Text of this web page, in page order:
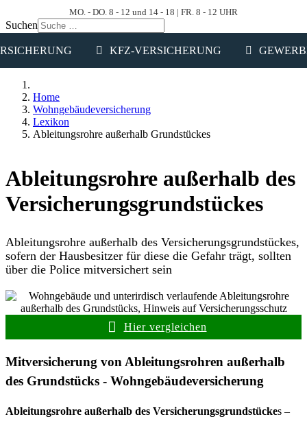
MO. - DO. 8 - 12 und 14 - 18 | FR. 8 - 12 UHR
Suchen
KFZ-VERSICHERUNG
Home
Wohngebäudeversicherung
Lexikon
Ableitungsrohre außerhalb Grundstückes
Ableitungsrohre außerhalb des
Versicherungsgrundstückes
Ableitungsrohre außerhalb des Versicherungsgrundstückes,
sofern der Hausbesitzer für diese die Gefahr trägt, sollten
über die Police mitversichert sein
Hier vergleichen
Mitversicherung von Ableitungsrohren außerhalb
des Grundstücks - Wohngebäudeversicherung
Ableitungsrohre außerhalb des Versicherungsgrundstückes –